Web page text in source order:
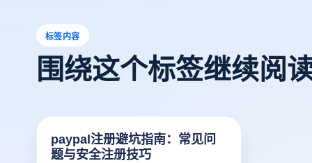
标签内容
围绕这个标签继续阅
paypal注册避坑指南：常见问
题与安全注册技巧